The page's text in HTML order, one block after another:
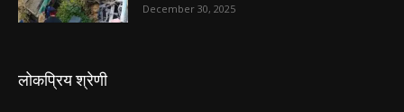
December 30, 2025
लोकप्रिय श्रेणी